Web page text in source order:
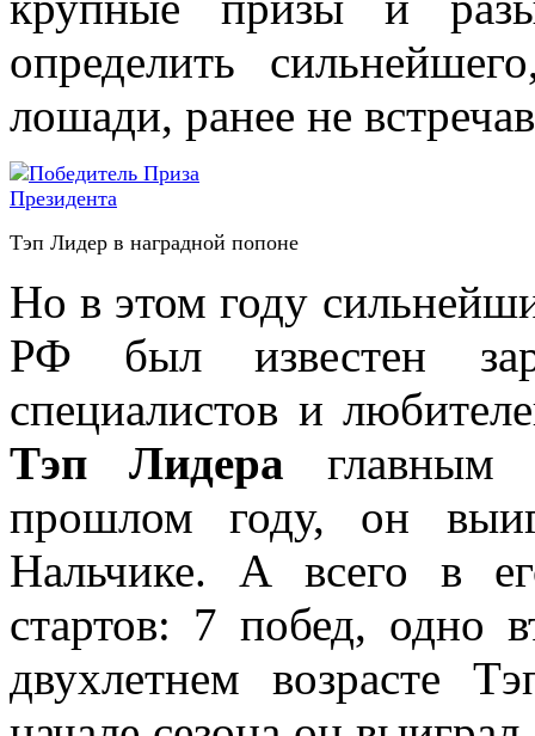
определить
лошади, ранее не
Тэп Лидер в наградной попоне
Но в этом году
РФ был известен
специалистов и
Тэп Лидера главным
прошлом году, он
Нальчике. А всего в
стартов: 7 побед, одно
двухлетнем возрасте